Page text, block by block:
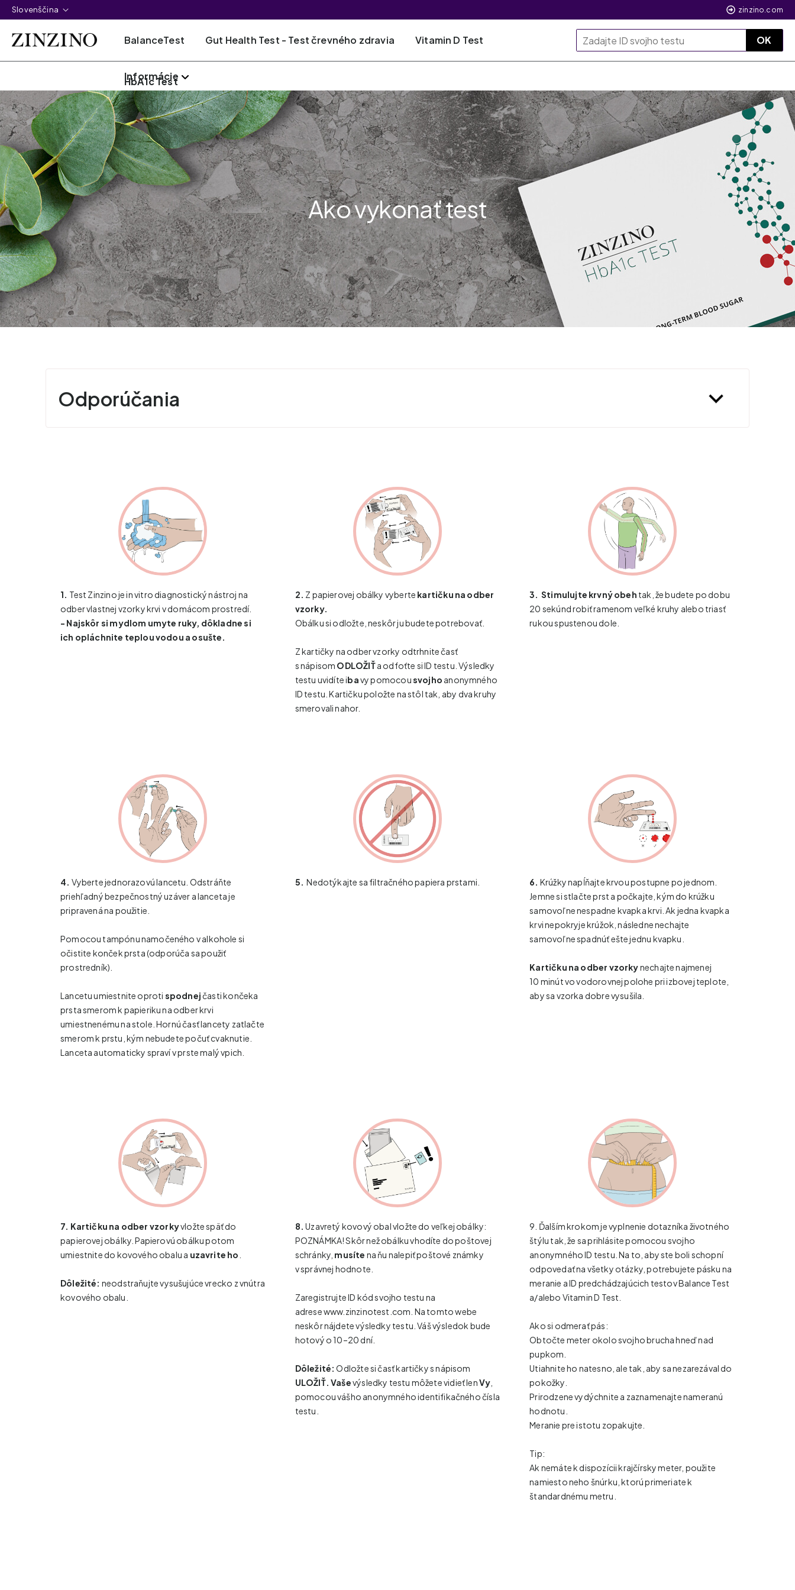
Slovenščina zinzino.com
BalanceTest Gut Health Test - Test črevného zdravia Vitamin D Test
HbA1c Test
OK
Informácie
Ako vykonať test
Odporúčania
1. Test Zinzino je in vitro diagnostický nástroj na
odber vlastnej vzorky krvi v domácom prostredí.
- Najskôr si mydlom umyte ruky, dôkladne si
ich opláchnite teplou vodou a osušte.
2. Z papierovej obálky vyberte kartičku na odber
vzorky.
Obálku si odložte, neskôr ju budete potrebovať.
Z kartičky na odber vzorky odtrhnite časť
s nápisom ODLOŽIŤa odfoťte si ID testu. Výsledky
testu uvidíte ibavy pomocousvojho anonymného
ID testu. Kartičku položte na stôl tak, aby dva kruhy
smerovali nahor.
3. ​​​​​​Stimulujte krvný obeh tak, že budete po dobu
20 sekúnd robiť ramenom veľké kruhy alebo triasť
rukou spustenou dole.
4. Vyberte jednorazovú lancetu. Odstráňte
priehľadný bezpečnostný uzáver a lanceta je
pripravená na použitie.
Pomocou tampónu namočeného v alkohole si
očistite konček prsta (odporúča sa použiť
prostredník).
Lancetu umiestnite oproti spodnejčasti končeka
prsta smerom k papieriku na odber krvi
umiestnenému na stole. Hornú časť lancety zatlačte
smerom k prstu, kým nebudete počuť cvaknutie.
Lanceta automaticky spraví v prste malý vpich.
5. Nedotýkajte sa filtračného papiera prstami. 6. Krúžky napĺňajte krvou postupne po jednom.
Jemne si stlačte prst a počkajte, kým do krúžku
samovoľne nespadne kvapka krvi. Ak jedna kvapka
krvi nepokryje krúžok, následne nechajte
samovoľne spadnúť ešte jednu kvapku.
Kartičku na odber vzorkynechajte najmenej
10 minút vo vodorovnej polohe pri izbovej teplote,
aby sa vzorka dobre vysušila.
7. Kartičku na odber vzorkyvložte späť do
papierovej obálky. Papierovú obálku potom
umiestnite do kovového obalu a uzavrite ho
Dôležité: neodstraňujte vysušujúce vrecko z vnútra
kovového obalu.
8. Uzavretý kovový obal vložte do veľkej obálky:
POZNÁMKA! Skôr než obálku vhodíte do poštovej
schránky, musíte na ňu nalepiť poštové známky
v správnej hodnote.
Zaregistrujte ID kód svojho testu na
adresewww.zinzinotest.com . Na tomto webe
neskôr nájdete výsledky testu. Váš výsledok bude
hotový o 10–20 dní.
Dôležité: Odložte si časť kartičky s nápisom
ULOŽIŤ. Vaševýsledky testu môžete vidieť lenVy
pomocou vášho anonymného identifikačného čísla
testu.
9. Ďalším krokom je vyplnenie dotazníka životného
štýlu tak, že sa prihlásite pomocou svojho
anonymného ID testu. Na to, aby ste boli schopní
odpovedať na všetky otázky, potrebujete pásku na
meranie a ID predchádzajúcich testov Balance Test
a/alebo Vitamin D Test.
Ako si odmerať pás:
Obtočte meter okolo svojho brucha hneď nad
pupkom.
Utiahnite ho natesno, ale tak, aby sa nezarezával do
pokožky.
Prirodzene vydýchnite a zaznamenajte nameranú
hodnotu.
Meranie pre istotu zopakujte.
Tip:
Ak nemáte k dispozícii krajčírsky meter, použite
namiesto neho šnúrku, ktorú primeriate k
štandardnému metru.